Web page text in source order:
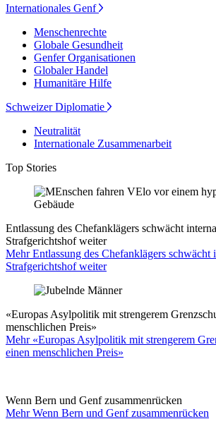
Internationales Genf
Menschenrechte
Globale Gesundheit
Genfer Organisationen
Globaler Handel
Humanitäre Hilfe
Schweizer Diplomatie
Neutralität
Internationale Zusammenarbeit
Top Stories
Entlassung des Chefanklägers schwächt
Strafgerichtshof weiter
Mehr Entlassung des Chefanklägers schwächt
Strafgerichtshof weiter
«Europas Asylpolitik mit strengerem
menschlichen Preis»
Mehr «Europas Asylpolitik mit strengerem
einen menschlichen Preis»
Wenn Bern und Genf zusammenrücken
Mehr Wenn Bern und Genf zusammenrücken